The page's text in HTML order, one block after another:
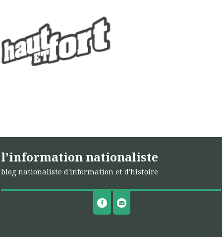
l'information nationaliste
blog nationaliste d'information et d'histoire